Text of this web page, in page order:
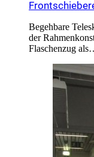
Begehbare
der
Flaschenzug